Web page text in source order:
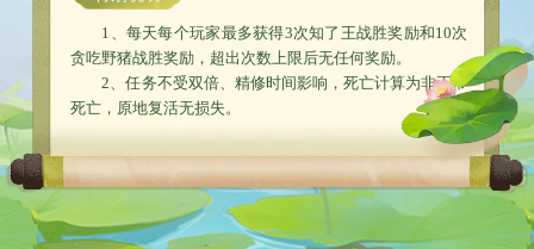
1、每天每个玩家最多获得3次知了王战胜奖励和10次
贪吃野猪战胜奖励，超出次数上限后无任何奖励。
2、任务不受双倍、精修时间影响，死亡计算为非正常
死亡，原地复活无损失。